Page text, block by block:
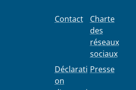
Contact
Déclarati
on
Charte
des
réseaux
sociaux
Presse